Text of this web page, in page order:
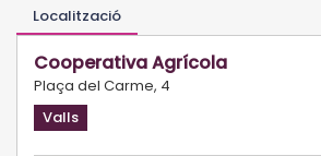
Localització
Cooperativa Agrícola
Plaça del Carme, 4
Valls